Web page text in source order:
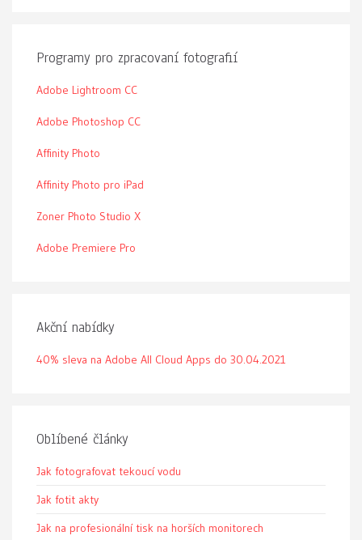
Programy pro zpracovaní fotografií
Adobe Lightroom CC
Adobe Photoshop CC
Affinity Photo
Affinity Photo pro iPad
Zoner Photo Studio X
Adobe Premiere Pro
Akční nabídky
40% sleva na Adobe All Cloud Apps do 30.04.2021
Oblíbené články
Jak fotografovat tekoucí vodu
Jak fotit akty
Jak na profesionální tisk na horších monitorech